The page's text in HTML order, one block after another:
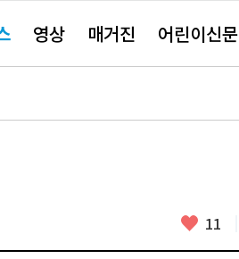
영상 매거진 어린이신문
좋
요
11